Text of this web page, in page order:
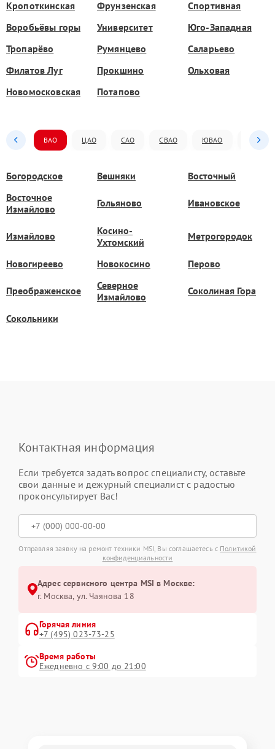
Кропоткинская Фрунзенская
Спортивная
Воробьёвы горы
Университет
Юго-Западная
Тропарёво
Румянцево
Саларьево
Филатов Луг
Прокшино
Ольховая
Новомосковская
Потапово
ВАО ЦАО САО СВАО ЮВАО ЮАО
Богородское Вешняки
Восточный
Восточное
Измайлово
Гольяново Ивановское
Измайлово
Косино-
Ухтомский
Метрогородок
Новогиреево Новокосино Перово
Преображенское
Северное
Измайлово
Соколиная Гора
Сокольники
Контактная информация
Если требуется задать вопрос специалисту, оставьте
свои данные и дежурный специалист с радостью
проконсультирует Вас!
Отправляя заявку на ремонт техники MSI, Вы соглашаетесь с Политикой
конфиденциальности
Адрес сервисного центра MSI в Москве:
г. Москва, ул. Чаянова 18
Горячая линия
+7 (495) 023-73-25
Время работы
Ежедневно с 9:00 до 21:00